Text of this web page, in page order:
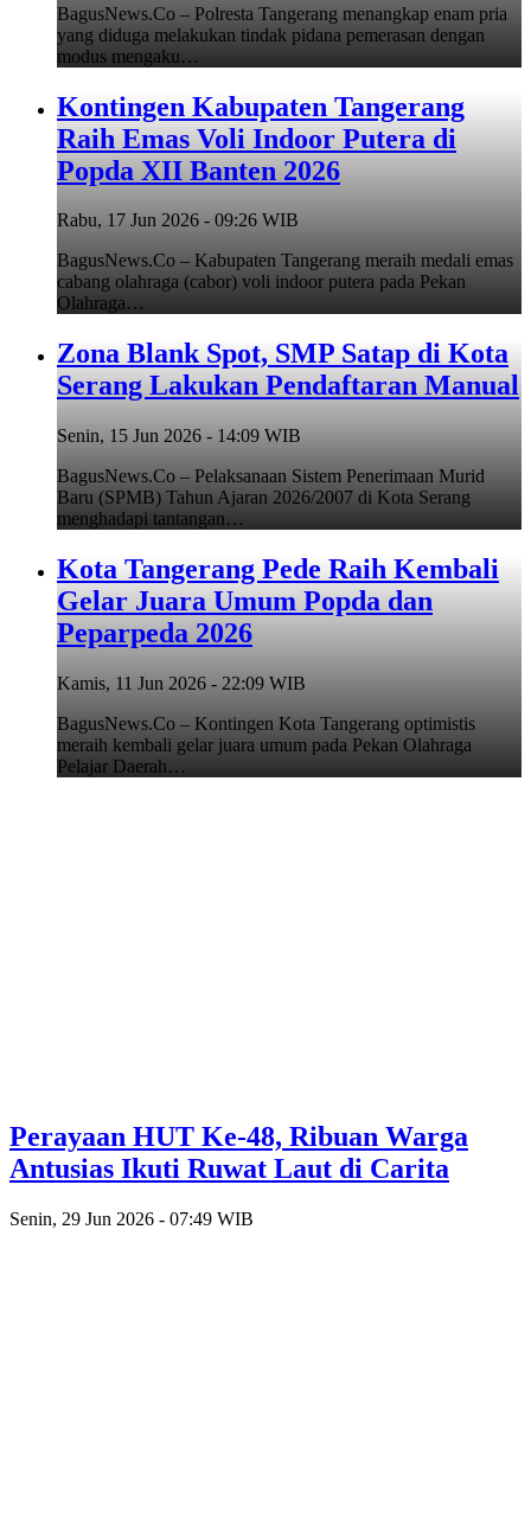
BagusNews.Co – Polresta Tangerang menangkap enam pria
yang diduga melakukan tindak pidana pemerasan dengan
modus mengaku…
Kontingen Kabupaten Tangerang
Raih Emas Voli Indoor Putera di
Popda XII Banten 2026
Rabu, 17 Jun 2026 - 09:26 WIB
BagusNews.Co – Kabupaten Tangerang meraih medali emas
cabang olahraga (cabor) voli indoor putera pada Pekan
Olahraga…
Zona Blank Spot, SMP Satap di Kota
Serang Lakukan Pendaftaran Manual
Senin, 15 Jun 2026 - 14:09 WIB
BagusNews.Co – Pelaksanaan Sistem Penerimaan Murid
Baru (SPMB) Tahun Ajaran 2026/2007 di Kota Serang
menghadapi tantangan…
Kota Tangerang Pede Raih Kembali
Gelar Juara Umum Popda dan
Peparpeda 2026
Kamis, 11 Jun 2026 - 22:09 WIB
BagusNews.Co – Kontingen Kota Tangerang optimistis
meraih kembali gelar juara umum pada Pekan Olahraga
Pelajar Daerah…
Perayaan HUT Ke-48, Ribuan Warga
Antusias Ikuti Ruwat Laut di Carita
Senin, 29 Jun 2026 - 07:49 WIB